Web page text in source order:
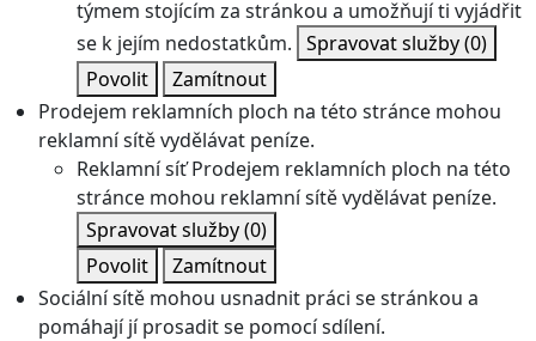
týmem stojícím za stránkou a umožňují ti vyjádřit
se k jejím nedostatkům. Spravovat služby(0)
Povolit
Zamítnout
Prodejem reklamních ploch na této stránce mohou
reklamní sítě vydělávat peníze.
Reklamní síť Prodejem reklamních ploch na této
stránce mohou reklamní sítě vydělávat peníze.
Spravovat služby(0)
Povolit
Zamítnout
Sociální sítě mohou usnadnit práci se stránkou a
pomáhají jí prosadit se pomocí sdílení.